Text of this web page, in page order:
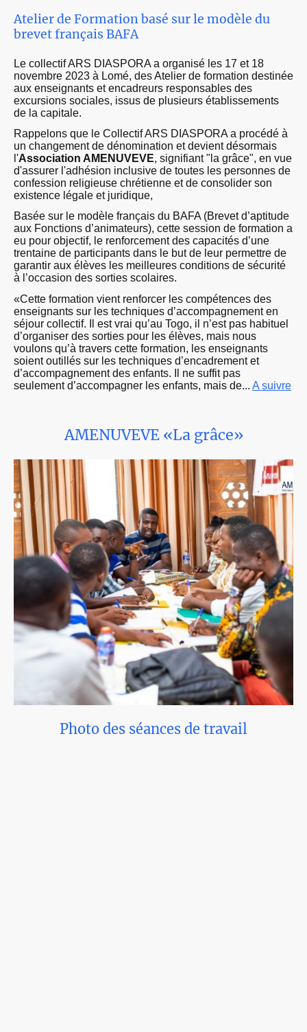
Atelier de Formation basé sur le modèle du
brevet français BAFA
Le collectif ARS DIASPORA a organisé les 17 et 18
novembre 2023 à Lomé, des Atelier de formation destinée
aux enseignants et encadreurs responsables des
excursions sociales, issus de plusieurs établissements
de la capitale.
Rappelons que le Collectif ARS DIASPORA a procédé à
un changement de dénomination et devient désormais
l'Association AMENUVEVE, signifiant "la grâce", en vue
d'assurer l'adhésion inclusive de toutes les personnes de
confession religieuse chrétienne et de consolider son
existence légale et juridique,
Basée sur le modèle français du BAFA (Brevet d’aptitude
aux Fonctions d’animateurs), cette session de formation a
eu pour objectif, le renforcement des capacités d’une
trentaine de participants dans le but de leur permettre de
garantir aux élèves les meilleures conditions de sécurité
à l’occasion des sorties scolaires.
«Cette formation vient renforcer les compétences des
enseignants sur les techniques d’accompagnement en
séjour collectif. Il est vrai qu’au Togo, il n’est pas habituel
d’organiser des sorties pour les élèves, mais nous
voulons qu’à travers cette formation, les enseignants
soient outillés sur les techniques d’encadrement et
d’accompagnement des enfants. Il ne suffit pas
seulement d’accompagner les enfants, mais de... A suivre
AMENUVEVE «La grâce»
Photo des séances de travail